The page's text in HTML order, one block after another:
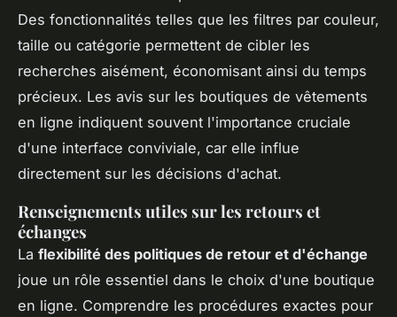
Des fonctionnalités telles que les filtres par couleur,
taille ou catégorie permettent de cibler les
recherches aisément, économisant ainsi du temps
précieux. Les avis sur les boutiques de vêtements
en ligne indiquent souvent l'importance cruciale
d'une interface conviviale, car elle influe
directement sur les décisions d'achat.
Renseignements utiles sur les retours et
échanges
La flexibilité des politiques de retour et d'échange
joue un rôle essentiel dans le choix d'une boutique
en ligne. Comprendre les procédures exactes pour